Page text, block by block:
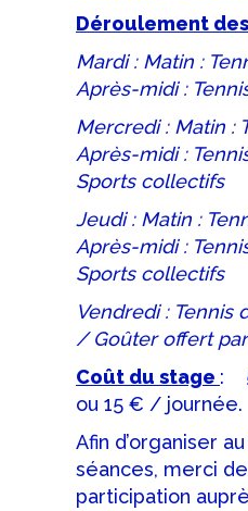
Déroulement
Mardi : Matin :
Après-midi :
Mercredi : Matin :
Après-midi :
Sports collectifs
Jeudi : Matin :
Après-midi :
Sports collectifs
Vendredi : Tennis
/ Goûter offert
Coût du stage :
ou 15 € / journée.
Afin d’organiser
séances, merci
participation